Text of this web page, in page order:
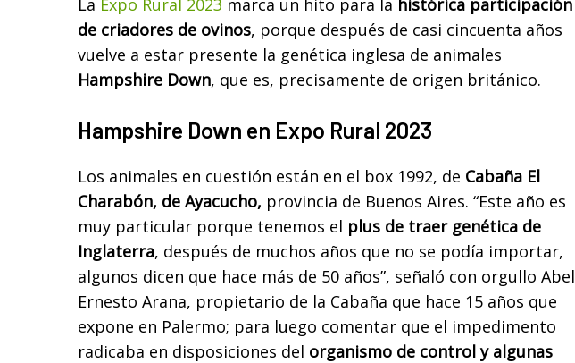
de criadores de ovinos, porque después de casi cincuenta años
vuelve a estar presente la genética inglesa de animales
Hampshire Down, que es, precisamente de origen británico.
Hampshire Down en Expo Rural 2023
Los animales en cuestión están en el box 1992, de Cabaña El
Charabón, de Ayacucho, provincia de Buenos Aires. “Este año es
muy particular porque tenemos el plus de traer genética de
Inglaterra, después de muchos años que no se podía importar,
algunos dicen que hace más de 50 años”, señaló con orgullo Abel
Ernesto Arana, propietario de la Cabaña que hace 15 años que
expone en Palermo; para luego comentar que el impedimento
radicaba en disposiciones del organismo de control y algunas